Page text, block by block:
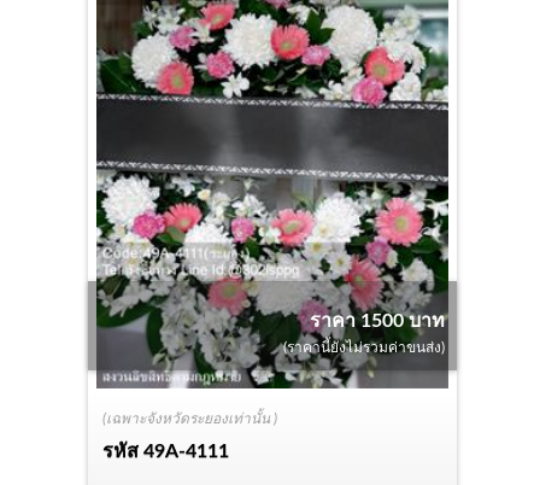
(เฉพาะจังหวัดระยองเท่านั้น )
รหัส49A-4111
ราคา 1500 บาท
(ราคานี้ยังไม่รวมค่าขนส่ง)